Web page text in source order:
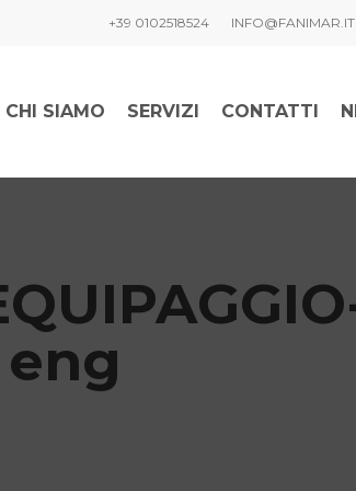
+39 0102518524 INFO@FANIMAR.IT
CHI SIAMO SERVIZI CONTATTI
eng